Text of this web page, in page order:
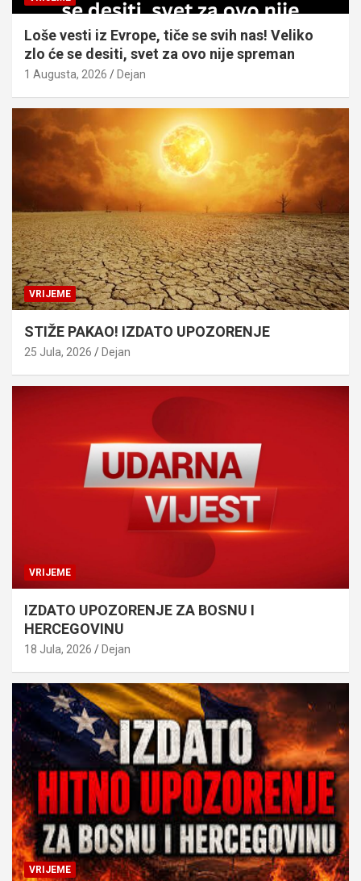
Loše vesti iz Evrope, tiče se svih nas! Veliko
zlo će se desiti, svet za ovo nije spreman
1 Augusta, 2026 Dejan
VRIJEME
STIŽE PAKAO! IZDATO UPOZORENJE
25 Jula, 2026 Dejan
VRIJEME
IZDATO UPOZORENJE ZA BOSNU I
HERCEGOVINU
18 Jula, 2026 Dejan
VRIJEME